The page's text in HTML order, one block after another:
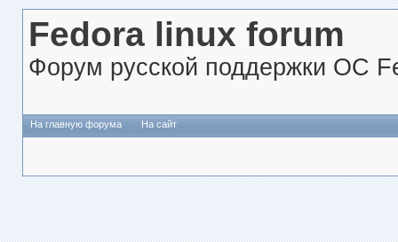
Fedora linux forum
Форум русской поддержки ОС
На главную форума На сайт